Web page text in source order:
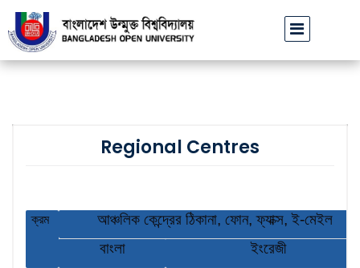
বাউবি উপাচার্যের পরিচয়ে প্রতারণার চেষ্টা: সর্বসাধারণকে সতর্ক থাকার
Regional Centres
ক্রম
আঞ্চলিক কেন্দ্রের ঠিকানা, ফোন, ফ্যাক্স, ই-মেইল
বাংলা
ইংরেজী